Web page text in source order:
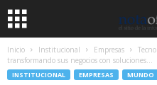
Inicio Institucional Empresas
transformando sus negocios con soluciones...
INSTITUCIONAL EMPRESAS MUNDO